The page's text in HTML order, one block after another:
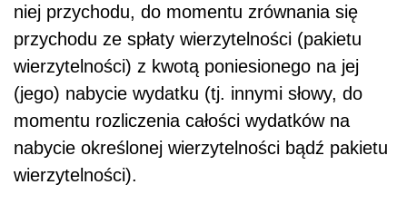
niej przychodu, do momentu zrównania się
przychodu ze spłaty wierzytelności (pakietu
wierzytelności) z kwotą poniesionego na jej
(jego) nabycie wydatku (tj. innymi słowy, do
momentu rozliczenia całości wydatków na
nabycie określonej wierzytelności bądź pakietu
wierzytelności).